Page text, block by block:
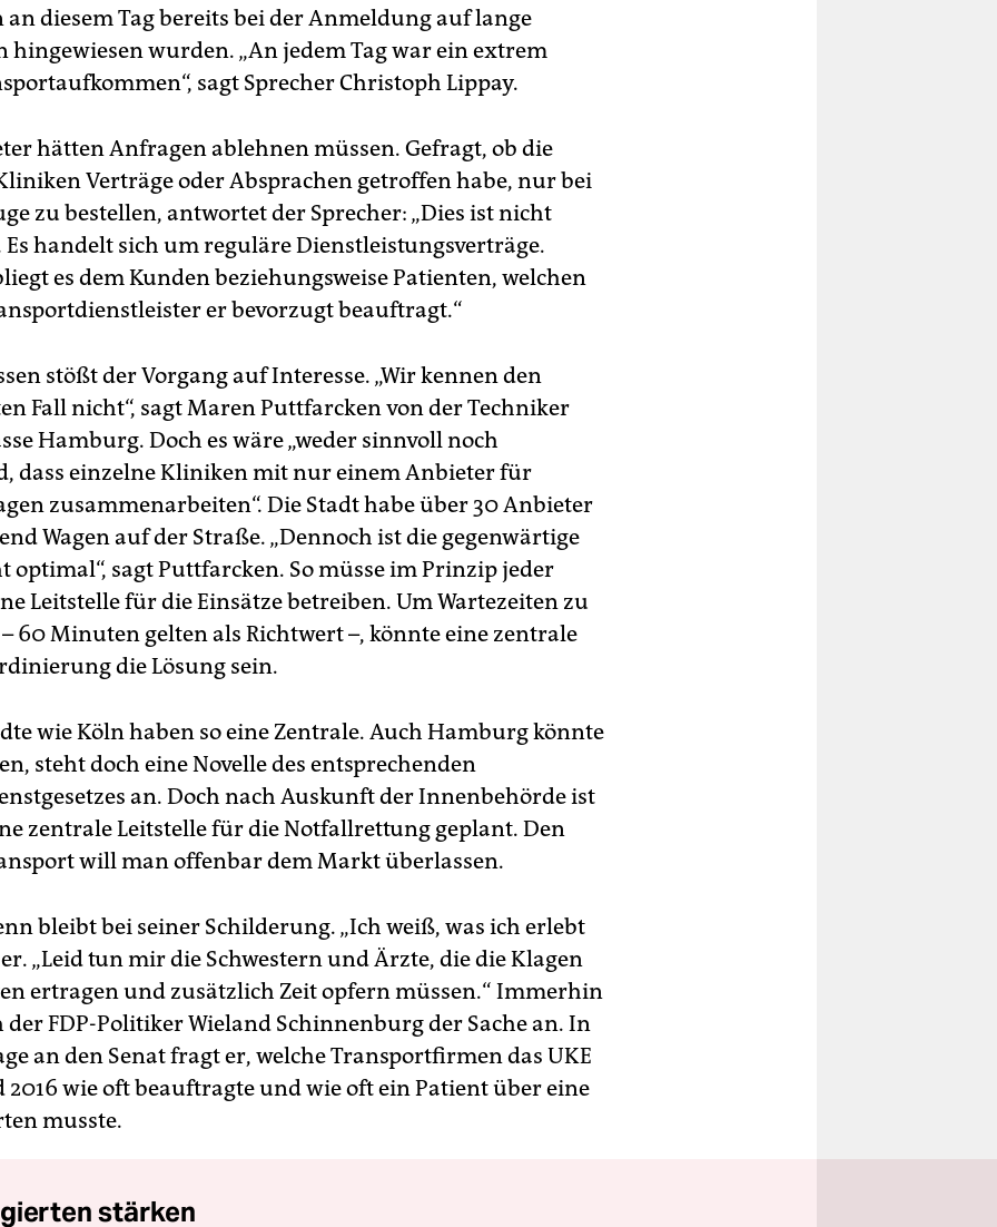
an diesem Tag bereits bei der Anmeldung auf lange
hingewiesen wurden. „An jedem Tag war ein extrem
sagt Sprecher Christoph Lippay.
hätten Anfragen ablehnen müssen. Gefragt, ob die
Verträge oder Absprachen getroffen habe, nur bei
zu bestellen, antwortet der Sprecher: „Dies ist nicht
handelt sich um reguläre Dienstleistungsverträge.
es dem Kunden beziehungsweise Patienten, welchen
er bevorzugt beauftragt.“
stößt der Vorgang auf Interesse. „Wir kennen den
Fall nicht“, sagt Maren Puttfarcken von der Techniker
Hamburg. Doch es wäre „weder sinnvoll noch
dass einzelne Kliniken mit nur einem Anbieter für
zusammenarbeiten“. Die Stadt habe über 30 Anbieter
Wagen auf der Straße. „Dennoch ist die gegenwärtige
optimal“, sagt Puttfarcken. So müsse im Prinzip jeder
Leitstelle für die Einsätze betreiben. Um Wartezeiten zu
60 Minuten gelten als Richtwert –, könnte eine zentrale
die Lösung sein.
wie Köln haben so eine Zentrale. Auch Hamburg könnte
steht doch eine Novelle des entsprechenden
an. Doch nach Auskunft der Innenbehörde ist
zentrale Leitstelle für die Notfallrettung geplant. Den
will man offenbar dem Markt überlassen.
bleibt bei seiner Schilderung. „Ich weiß, was ich erlebt
er. „Leid tun mir die Schwestern und Ärzte, die die Klagen
ertragen und zusätzlich Zeit opfern müssen.“ Immerhin
FDP-Politiker Wieland Schinnenburg der Sache an. In
an den Senat fragt er, welche Transportfirmen das UKE
2016 wie oft beauftragte und wie oft ein Patient über eine
musste.
stärken